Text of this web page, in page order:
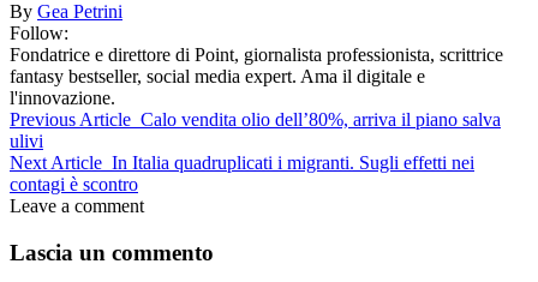
By Gea Petrini
Follow:
Fondatrice e direttore di Point, giornalista professionista, scrittrice
fantasy bestseller, social media expert. Ama il digitale e
l'innovazione.
Previous Article Calo vendita olio dell’80%, arriva il piano salva
ulivi
Next Article In Italia quadruplicati i migranti. Sugli effetti nei
contagi è scontro
Leave a comment
Lascia un commento